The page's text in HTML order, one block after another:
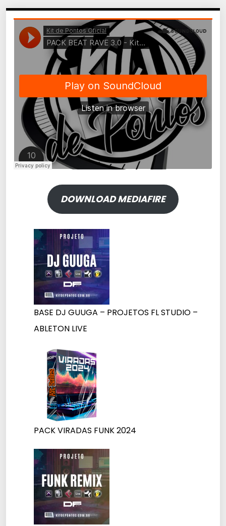
DOWNLOAD MEDIAFIRE
BASE DJ GUUGA – PROJETOS FL STUDIO –
ABLETON LIVE
PACK VIRADAS FUNK 2024